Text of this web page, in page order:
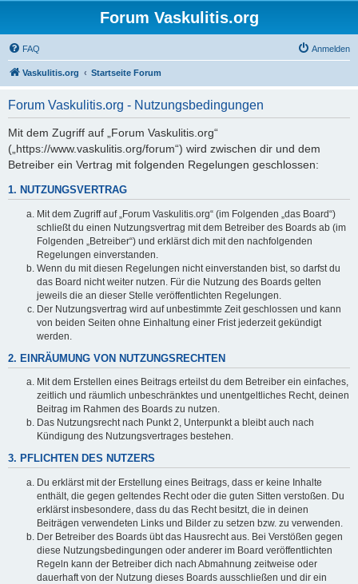
Forum Vaskulitis.org
FAQ Anmelden
Vaskulitis.org Startseite Forum
Forum Vaskulitis.org - Nutzungsbedingungen
Mit dem Zugriff auf „Forum Vaskulitis.org“
(„https://www.vaskulitis.org/forum“) wird zwischen dir und dem
Betreiber ein Vertrag mit folgenden Regelungen geschlossen:
1. NUTZUNGSVERTRAG
Mit dem Zugriff auf „Forum Vaskulitis.org“ (im Folgenden „das Board“)
schließt du einen Nutzungsvertrag mit dem Betreiber des Boards ab (im
Folgenden „Betreiber“) und erklärst dich mit den nachfolgenden
Regelungen einverstanden.
Wenn du mit diesen Regelungen nicht einverstanden bist, so darfst du
das Board nicht weiter nutzen. Für die Nutzung des Boards gelten
jeweils die an dieser Stelle veröffentlichten Regelungen.
Der Nutzungsvertrag wird auf unbestimmte Zeit geschlossen und kann
von beiden Seiten ohne Einhaltung einer Frist jederzeit gekündigt
werden.
2. EINRÄUMUNG VON NUTZUNGSRECHTEN
Mit dem Erstellen eines Beitrags erteilst du dem Betreiber ein einfaches,
zeitlich und räumlich unbeschränktes und unentgeltliches Recht, deinen
Beitrag im Rahmen des Boards zu nutzen.
Das Nutzungsrecht nach Punkt 2, Unterpunkt a bleibt auch nach
Kündigung des Nutzungsvertrages bestehen.
3. PFLICHTEN DES NUTZERS
Du erklärst mit der Erstellung eines Beitrags, dass er keine Inhalte
enthält, die gegen geltendes Recht oder die guten Sitten verstoßen. Du
erklärst insbesondere, dass du das Recht besitzt, die in deinen
Beiträgen verwendeten Links und Bilder zu setzen bzw. zu verwenden.
Der Betreiber des Boards übt das Hausrecht aus. Bei Verstößen gegen
diese Nutzungsbedingungen oder anderer im Board veröffentlichten
Regeln kann der Betreiber dich nach Abmahnung zeitweise oder
dauerhaft von der Nutzung dieses Boards ausschließen und dir ein